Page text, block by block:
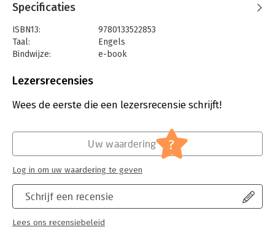
Specificaties
ISBN13:
9780133522853
Taal:
Engels
Bindwijze:
e-book
Bestandsformaat:
Druk:
4
IT-management / ICT
Lezersrecensies
Wees de eerste die een lezersrecensie schrijft!
Schrijf een recensie
Lees ons recensiebeleid
Uw waardering ?
Log in om uw waardering te geven